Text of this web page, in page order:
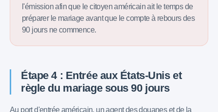
l'émission afin que le citoyen américain ait le temps de
préparer le mariage avant que le compte à rebours des
90 jours ne commence.
Étape 4 : Entrée aux États-Unis et
règle du mariage sous 90 jours
Au port d'entrée américain, un agent des douanes et de la